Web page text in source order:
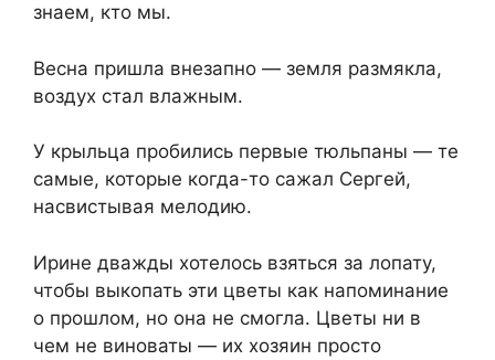
знаем, кто мы.
Весна пришла внезапно — земля размякла,
воздух стал влажным.
У крыльца пробились первые тюльпаны — те
самые, которые когда-то сажал Сергей,
насвистывая мелодию.
Ирине дважды хотелось взяться за лопату,
чтобы выкопать эти цветы как напоминание
о прошлом, но она не смогла. Цветы ни в
чем не виноваты — их хозяин просто